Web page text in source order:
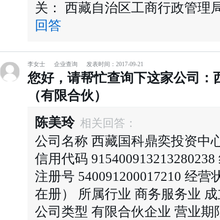
关： 西藏自治区工商行政管理
回答
李女士 企业查询 发表时间：2017-09-21
您好，请帮忙查询下这家公司：
（有限合伙）
陈美玲 相关回答：
公司名称 西藏国科鼎奕投资中
信用代码
注册号 540091200017210 经
在册） 所属行业 商务服务业
公司类型 有限合伙企业 营业期